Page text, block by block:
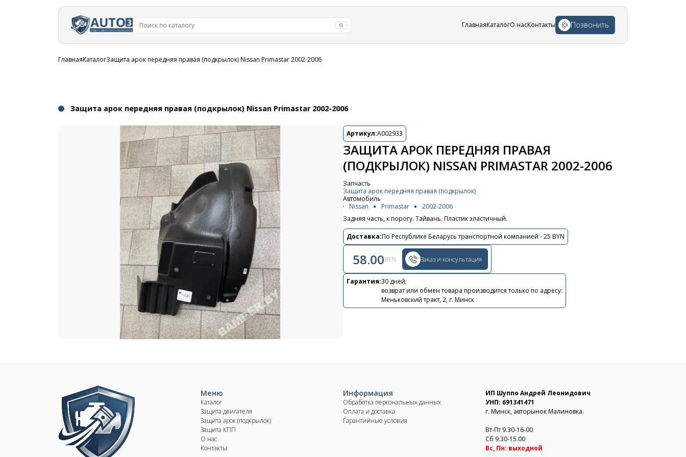
ГлавнаяКаталогО насКонтакты Позвонить
Строка
ГлавнаяКаталогЗащита арок передняя правая (подкрылок) Nissan Primastar 2002-2006
Защита арок передняя правая (подкрылок) Nissan Primastar 2002-2006
Артикул:A002933
ЗАЩИТА АРОК ПЕРЕДНЯЯ ПРАВАЯ
(ПОДКРЫЛОК) NISSAN PRIMASTAR 2002-2006
Запчасть
Защита арок передняя правая (подкрылок)
Автомобиль
Nissan
Primastar
2002-2006
Задняя часть, к порогу. Тайвань. Пластик эластичный.
Доставка:По Республике Беларусь транспортной компанией - 25 BYN
58.00BYN Заказ и консультация
Гарантия:30 дней;
возврат или обмен товара производится только по адресу:
Меньковский тракт, 2, г. Минск
Контакты
+375 29 870 15 80
Viber
shupik21@bk.ru
Image Меню
Каталог
Защита двигателя
Защита арок (подкрылок)
Защита КПП
О нас
Контакты
Информация
Обработка персональных данных
Оплата и доставка
Гарантийные условия
ИП Шуппо Андрей Леонидович
УНП: 691341471
г. Минск, авторынок Малиновка.
Вт-Пт 9.30-16-00
Сб 9.30-15.00
Вс, Пн: выходной